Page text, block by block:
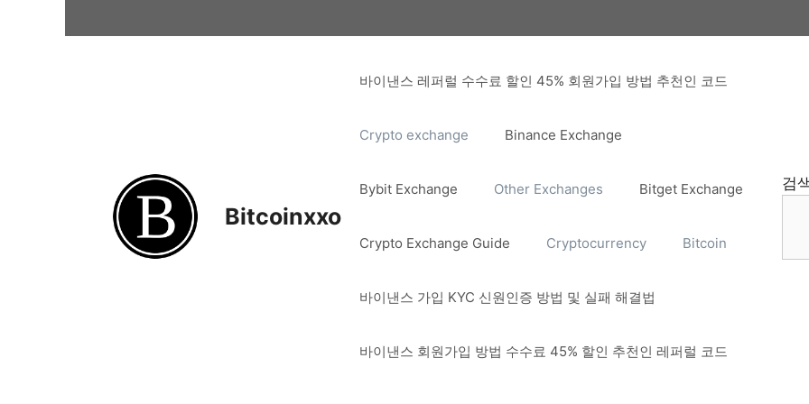
Bitcoinxxo
바이낸스 레퍼럴 수수료 할인 45% 회원가입 방법 추천인 코드
Crypto exchange Binance Exchange
Bybit Exchange Other Exchanges Bitget Exchange
Crypto Exchange Guide Cryptocurrency Bitcoin
바이낸스 가입 KYC 신원인증 방법 및 실패 해결법
바이낸스 회원가입 방법 수수료 45% 할인 추천인 레퍼럴 코드
검